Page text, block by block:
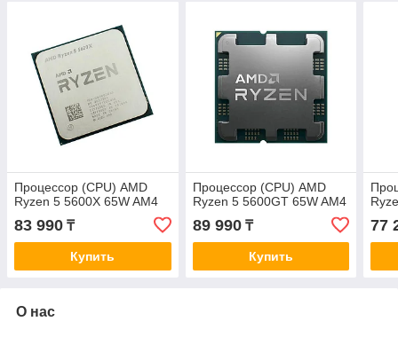
Процессор (CPU) AMD
Ryzen 5 5600X 65W AM4
83 990 ₸
Купить
Процессор (CPU) AMD
Ryzen 5 5600GT 65W AM4
89 990₸
Купить
77
О нас